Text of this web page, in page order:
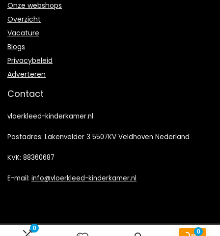
0
0
Onze webshops
Overzicht
Vacature
Blogs
Privacybeleid
Adverteren
Contact
vloerkleed-kinderkamer.nl
Postadres: Lakenvelder 3 5507KV Veldhoven Nederland
KVK: 88360687
E-mail: info@vloerkleed-kinderkamer.nl